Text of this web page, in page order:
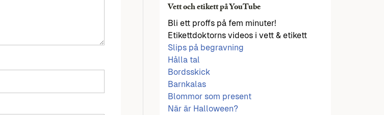
Vett och etikett på YouTube
Bli ett proffs på fem minuter!
Etikettdoktorns videos i vett & etikett
Slips på begravning
Hålla tal
Bordsskick
Barnkalas
Blommor som present
När är Halloween?